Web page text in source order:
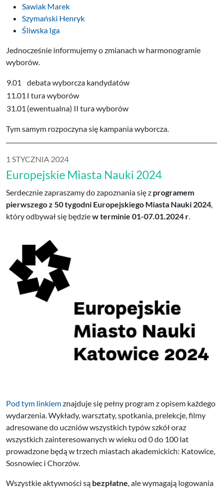
Sawiak Marek
Szymański Henryk
Śliwska Iga
Jednocześnie informujemy o zmianach w harmonogramie
wyborów.
9.01
debata wyborcza kandydatów
11.01 I tura wyborów
31.01 (ewentualna) II tura wyborów
Tym samym rozpoczyna się kampania wyborcza.
1 STYCZNIA 2024
Europejskie Miasta Nauki 2024
Serdecznie zapraszamy do zapoznania się z programem
pierwszego z 50 tygodni Europejskiego Miasta Nauki 2024,
który odbywał się będziew terminie 01-07.01.2024 r.
Pod tym linkiemznajduje się pełny program z opisem każdego
wydarzenia. Wykłady, warsztaty, spotkania, prelekcje, filmy
adresowane do uczniów wszystkich typów szkół oraz
wszystkich zainteresowanych w wieku od 0 do 100 lat
prowadzone będą w trzech miastach akademickich: Katowice,
Sosnowiec i Chorzów.
Wszystkie aktywności są bezpłatne, ale wymagają logowania